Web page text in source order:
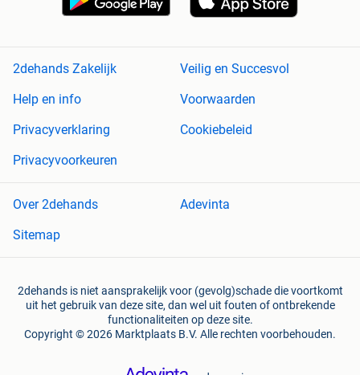
2dehands Zakelijk
Veilig en Succesvol
Help en info
Voorwaarden
Privacyverklaring
Cookiebeleid
Privacyvoorkeuren
Over 2dehands
Adevinta
Sitemap
2dehands is niet aansprakelijk voor (gevolg)schade die voortkomt
uit het gebruik van deze site, dan wel uit fouten of ontbrekende
functionaliteiten op deze site.
Copyright © 2026 Marktplaats B.V. Alle rechten voorbehouden.